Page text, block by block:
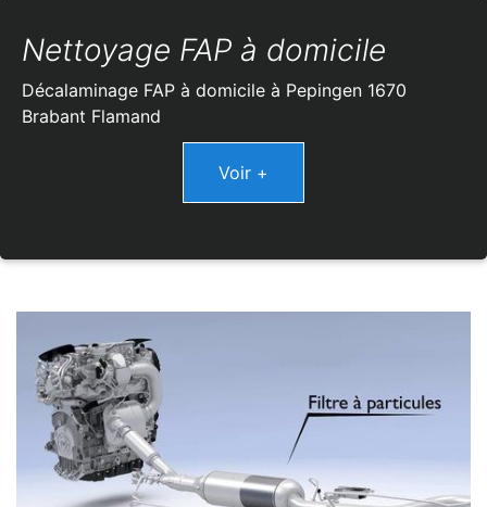
Nettoyage FAP à domicile
Décalaminage FAP à domicile à Pepingen 1670
Brabant Flamand
Voir +